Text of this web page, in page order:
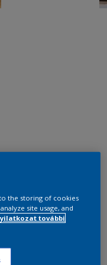
to the storing of cookies
site usage, and
további